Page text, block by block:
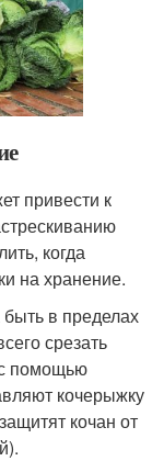
привести к
когда
на хранение.
в пределах
срезать
с помощью
кочерыжку
кочан от